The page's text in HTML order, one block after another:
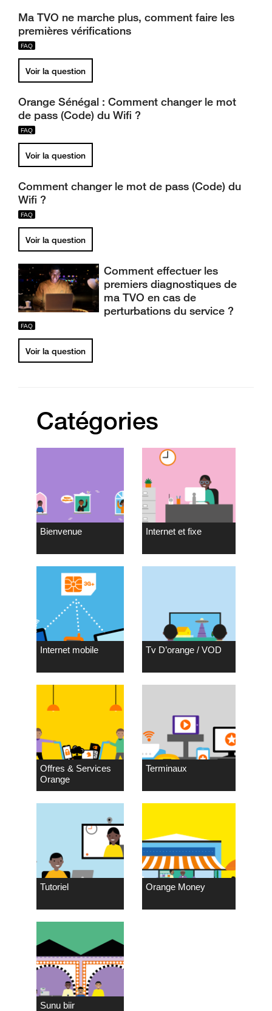
Ma TVO ne marche plus, comment faire les
premières vérifications
Voir la question
Orange Sénégal : Comment changer le mot
de pass (Code) du Wifi ?
Voir la question
Comment changer le mot de pass (Code) du
Wifi ?
Voir la question
Comment effectuer les
premiers diagnostiques de
ma TVO en cas de
perturbations du service ?
Voir la question
Catégories
Bienvenue Internet et fixe
Internet mobile Tv D’orange / VOD
Offres & Services
Orange
Terminaux
Tutoriel Orange Money
Sunu biir